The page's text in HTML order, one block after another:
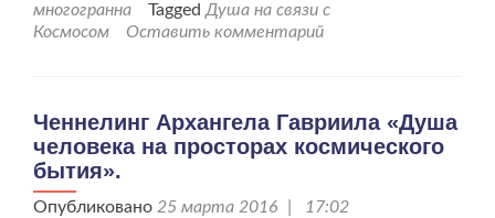
про
меня».
многогранна
TaggedДуша на связи с
Космосом
Оставить комментарий
Ченнелинг Архангела Гавриила «Душа
человека на просторах космического
бытия».
Опубликовано 25 марта 2016 | 17:02